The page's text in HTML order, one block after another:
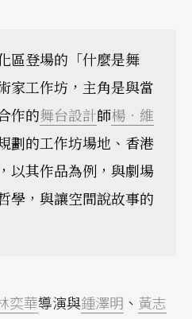
區登場的「什麼是舞
家工作坊，主角是與當
作的舞台設計師楊．維
劃的工作坊場地、香港
以其作品為例，與劇場
學，與讓空間說故事的
奕華導演與鍾澤明 、 黃志